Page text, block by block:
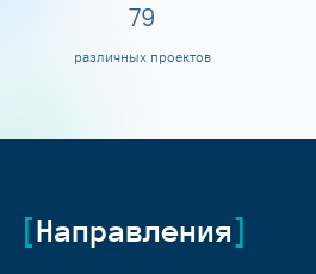
80
различных проектов
Направления